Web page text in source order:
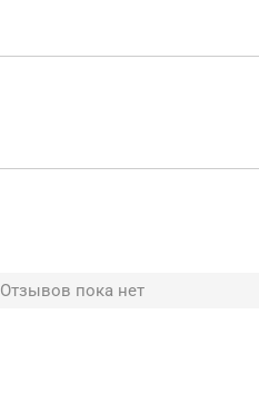
Отзывов пока нет